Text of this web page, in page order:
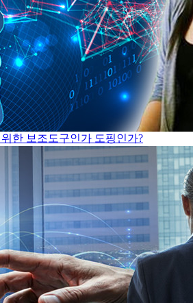
한 보조도구인가 도핑인가?